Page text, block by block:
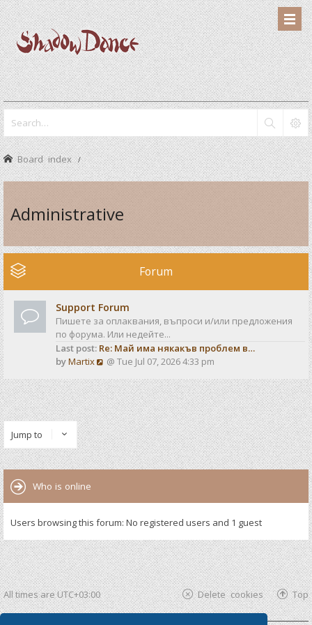
Board index
Administrative
Forum
Support Forum
Пишете за оплаквания, въпроси и/или предложения
по форума. Или недейте...
Last post: Re: Май има някакъв проблем в…
byMartix
V
e
w
t
h
e
l
a
s
t
o
s
t
@ Tue Jul 07, 2026 4:33 pm
Jump to
Who is online
Users browsing this forum: No registered users and 1 guest
All times areUTC+03:00 Top
Delete cookies